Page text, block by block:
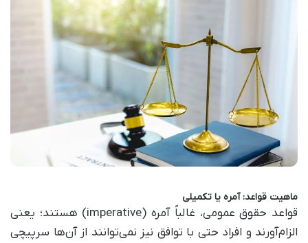
ماهیت قواعد: آمره یا تکمیلی
قواعد حقوق عمومی، غالباً آمره (imperative) هستند؛ یعنی
الزام‌آورند و افراد حتی با توافق نیز نمی‌توانند از آن‌ها سرپیچی